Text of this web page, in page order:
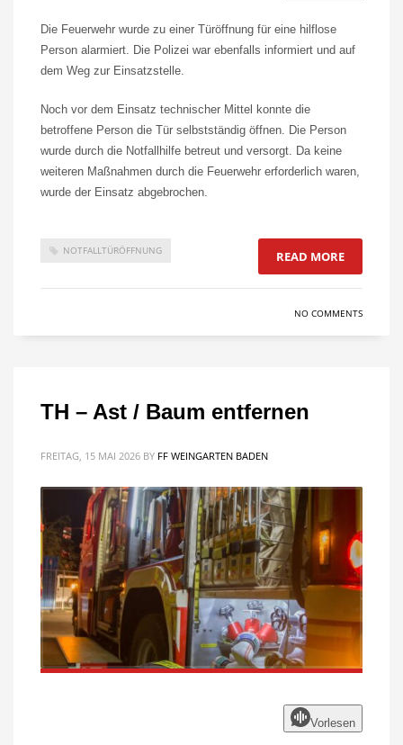
Die Feuerwehr wurde zu einer Türöffnung für eine hilflose
Person alarmiert. Die Polizei war ebenfalls informiert und auf
dem Weg zur Einsatzstelle.
Noch vor dem Einsatz technischer Mittel konnte die
betroffene Person die Tür selbstständig öffnen. Die Person
wurde durch die Notfallhilfe betreut und versorgt. Da keine
weiteren Maßnahmen durch die Feuerwehr erforderlich waren,
wurde der Einsatz abgebrochen.
NOTFALLTÜRÖFFNUNG READ MORE
NO COMMENTS
TH – Ast / Baum entfernen
FREITAG, 15 MAI 2026 BY FF WEINGARTEN BADEN
Vorlesen